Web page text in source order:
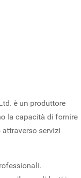
è un produttore
la capacità di fornire
servizi